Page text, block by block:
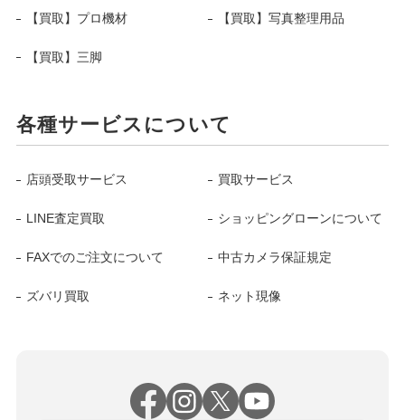
【買取】プロ機材 【買取】写真整理用品
【買取】三脚
各種サービスについて
店頭受取サービス 買取サービス
LINE査定買取 ショッピングローンについて
FAXでのご注文について 中古カメラ保証規定
ズバリ買取 ネット現像